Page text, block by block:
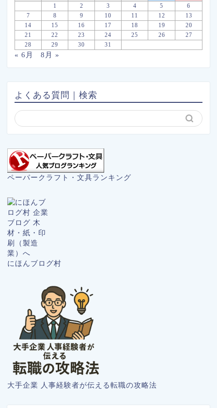
1
2 3 4 5
6
7
8 9 10 11 12
13
14
15 16 17 18 19
20
21
22 23 24 25 26
27
28
29 30 31
« 6月 8月 »
よくある質問｜検索
ペーパークラフト・文具ランキング
にほんブログ村
大手企業 人事経験者が伝える転職の攻略法